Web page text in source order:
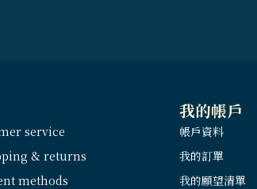
service
& returns
methods
我的帳戶
帳戶資料
我的訂單
我的願望清單